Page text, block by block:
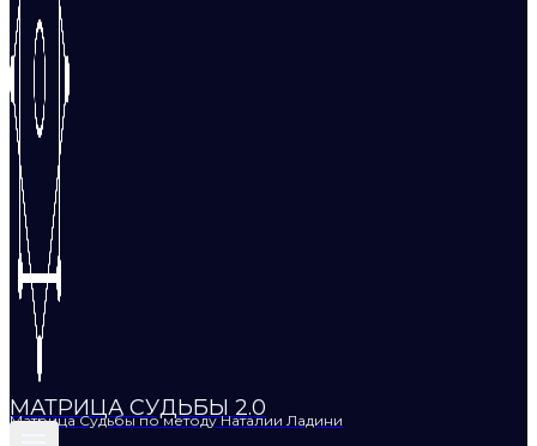
МАТРИЦА СУДЬБЫ 2.0
Матрица Судьбы по методу Наталии Ладини